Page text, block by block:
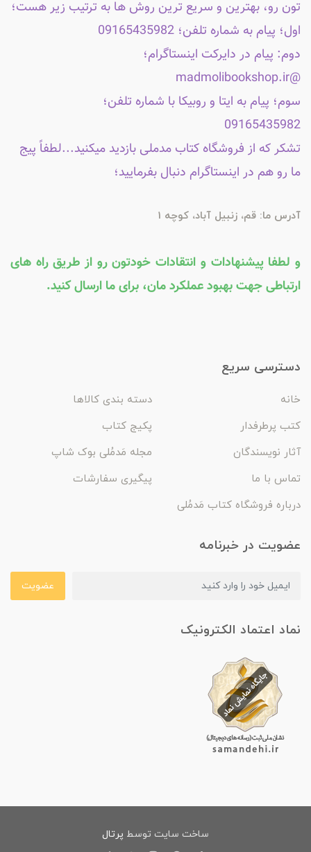
تون رو، بهترین و سریع ترین روش ها به ترتیب زیر هست؛
اول؛ پیام به شماره تلفن؛ 09165435982
دوم: پیام در دایرکت اینستاگرام؛
@madmolibookshop.ir
سوم؛ پیام به ایتا و روبیکا با شماره تلفن؛
09165435982
تشکر که از فروشگاه کتاب مدملی بازدید میکنید...لطفاً پیج
ما رو هم در اینستاگرام دنبال بفرمایید؛
آدرس ما: قم، زنبیل آباد، کوچه 1
و لطفا پیشنهادات و انتقادات خودتون رو از طریق راه های
ارتباطی جهت بهبود عملکرد مان، برای ما ارسال کنید.
دسترسی سریع
خانه
دسته بندی کالاها
کتب پرطرفدار
پکیج کتاب
آثار نویسندگان
مجله مَدمُلی بوک شاپ
تماس با ما
پیگیری سفارشات
درباره فروشگاه کتاب مَدمُلی
عضویت در خبرنامه
عضویت
نماد اعتماد الکترونیک
ساخت سایت توسط پرتال